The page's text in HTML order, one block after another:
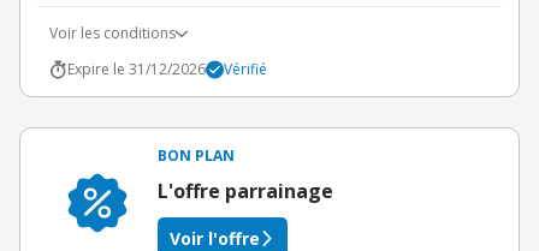
Voir les conditions
Expire le 31/12/2026
Vérifié
BON PLAN
L'offre parrainage
Voir l'offre